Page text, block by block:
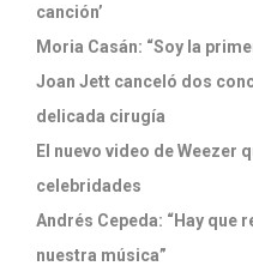
canción’
Moria Casán: “Soy la
Joan Jett canceló dos
delicada cirugía
El nuevo video de Weezer
celebridades
Andrés Cepeda: “Hay que
nuestra música”